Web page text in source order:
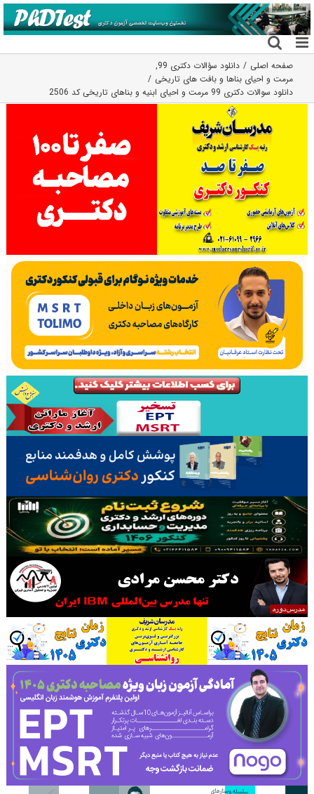
رفتن
به
محتوا
صفحه اصلی دانلود سؤالات دکتری 99
,
مرمت و احیای بناها و بافت های تاریخی
دانلود سوالات دکتری 99 مرمت و احیای ابنیه و بناهای تاریخی کد 2506